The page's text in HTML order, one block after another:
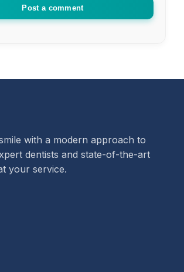
Post a comment
with a modern approach to
dentists and state-of-the-art
your service.